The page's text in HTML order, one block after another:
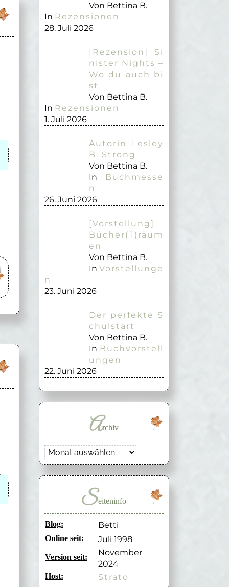
Von Bettina B.
In Rezensionen
28. Juli 2026
[Rezension] Si
nister Nights –
Wo du auch bi
st
Von Bettina B.
In Rezensionen
1. Juli 2026
Autorin Lesley
B. Strong
Von Bettina B.
In
Buchmesse
n
26. Juni 2026
[Vorstellung]
Bücher(T)räum
en
Von Bettina B.
In Vorstellunge
n
23. Juni 2026
Der perfekte S
chulstart
Von Bettina B.
In Buchvorstell
ungen
22. Juni 2026
Archiv
Archiv
Seiteninfo
Blog: Betti
Online seit: Juli 1998
Version seit:
November
2024
Host: Strato